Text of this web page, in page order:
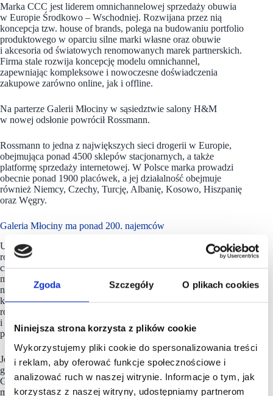
Zgoda Szczegóły O plikach cookies
Niniejsza strona korzysta z plików cookie
Wykorzystujemy pliki cookie do spersonalizowania treści
i reklam, aby oferować funkcje społecznościowe i
analizować ruch w naszej witrynie. Informacje o tym, jak
korzystasz z naszej witryny, udostępniamy partnerom
Marka CCC jest liderem omnichannelowej sprzedaży obuwia
w Europie Środkowo – Wschodniej. Rozwijana przez nią
koncepcja tzw. house of brands, polega na budowaniu portfolio
produktowego w oparciu silne marki własne oraz obuwie
i akcesoria od światowych renomowanych marek partnerskich.
Firma stale rozwija koncepcję modelu omnichannel,
zapewniając kompleksowe i nowoczesne doświadczenia
zakupowe zarówno online, jak i offline.
Na parterze Galerii Młociny w sąsiedztwie salony H&M
w nowej odsłonie powrócił Rossmann.
Rossmann to jedna z największych sieci drogerii w Europie,
obejmująca ponad 4500 sklepów stacjonarnych, a także
platformę sprzedaży internetowej. W Polsce marka prowadzi
obecnie ponad 1900 placówek, a jej działalność obejmuje
również Niemcy, Czechy, Turcję, Albanię, Kosowo, Hiszpanię
oraz Węgry.
Galeria Młociny ma ponad 200. najemców
Unikalny dobór najemców, największa strefa gastronomiczno-
rozrywkowa w Polsce i nowatorsko zaprojektowane wnętrza
czynią Galerię Młociny wyjątkową destynacją na handlowej
mapie Warszawy. Ten wielofunkcyjny obiekt usytuowany
na warszawskich Bielanach, w pobliżu węzła
komunikacyjnego obsługującego 24 miliony pasażerów
rocznie, oferuje około 81 tys. mkw. powierzchni handlowej
i biurowej, która mieści ponad 200 sklepów i ponad 30
punktów gastronomicznych i kawiarni.
Jest to też miejsce debiutu wielu marek modowych i konceptów
gastronomicznych na rynku polskim. Do grona najemców
Galerii Młociny należy m.in. pierwszy w Polsce sklep Primark,
marki z grupy Inditex (Zara, Zara Home, Oysho, Massimo